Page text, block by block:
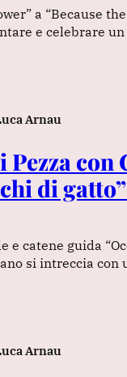
a “Because
e celebrare
Arnau
Pezza con
di
e catene guida
si intreccia con
Arnau